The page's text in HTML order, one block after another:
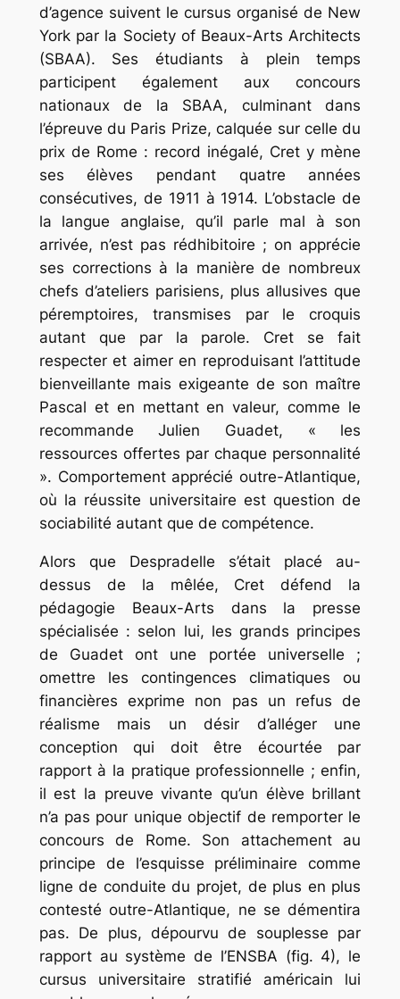
d’agence suivent le cursus organisé de New
York par la Society of Beaux-Arts Architects
(SBAA). Ses étudiants à plein temps
participent également aux concours
nationaux de la SBAA, culminant dans
l’épreuve du Paris Prize, calquée sur celle du
prix de Rome : record inégalé, Cret y mène
ses élèves pendant quatre années
consécutives, de 1911 à 1914. L’obstacle de
la langue anglaise, qu’il parle mal à son
arrivée, n’est pas rédhibitoire ; on apprécie
ses corrections à la manière de nombreux
chefs d’ateliers parisiens, plus allusives que
péremptoires, transmises par le croquis
autant que par la parole. Cret se fait
respecter et aimer en reproduisant l’attitude
bienveillante mais exigeante de son maître
Pascal et en mettant en valeur, comme le
recommande Julien Guadet, « les
ressources offertes par chaque personnalité
». Comportement apprécié outre-Atlantique,
où la réussite universitaire est question de
sociabilité autant que de compétence.
Alors que Despradelle s’était placé au-
dessus de la mêlée, Cret défend la
pédagogie Beaux-Arts dans la presse
spécialisée : selon lui, les grands principes
de Guadet ont une portée universelle ;
omettre les contingences climatiques ou
financières exprime non pas un refus de
réalisme mais un désir d’alléger une
conception qui doit être écourtée par
rapport à la pratique professionnelle ; enfin,
il est la preuve vivante qu’un élève brillant
n’a pas pour unique objectif de remporter le
concours de Rome. Son attachement au
principe de l’esquisse préliminaire comme
ligne de conduite du projet, de plus en plus
contesté outre-Atlantique, ne se démentira
pas. De plus, dépourvu de souplesse par
rapport au système de l’ENSBA (fig. 4), le
cursus universitaire stratifié américain lui